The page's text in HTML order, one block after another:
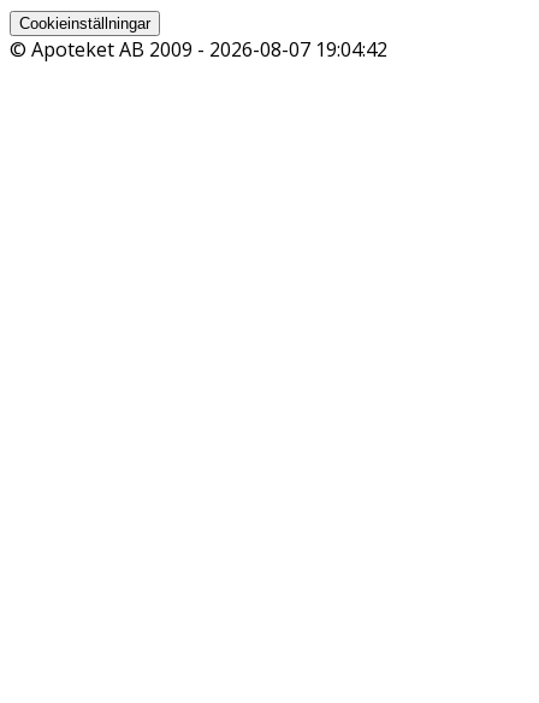
Cookieinställningar
© Apoteket AB 2009 - 2026-08-07 19:04:42